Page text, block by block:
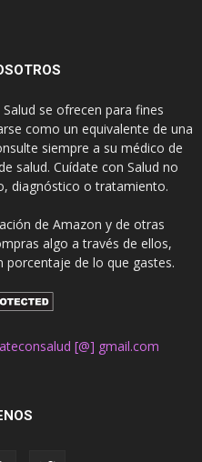
se ofrecen para fines
como un equivalente de una
siempre a su médico de
salud. Cuídate con Salud no
diagnóstico o tratamiento.
de Amazon y de otras
algo a través de ellos,
de lo que gastes.
[@] gmail.com